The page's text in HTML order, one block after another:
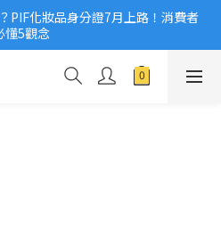
PIF化妝品身分證7月上路！消費者
懂5觀念
PIF化妝品身分證7月上路！消費者
懂5觀念
/滿$3,000享分期0利率